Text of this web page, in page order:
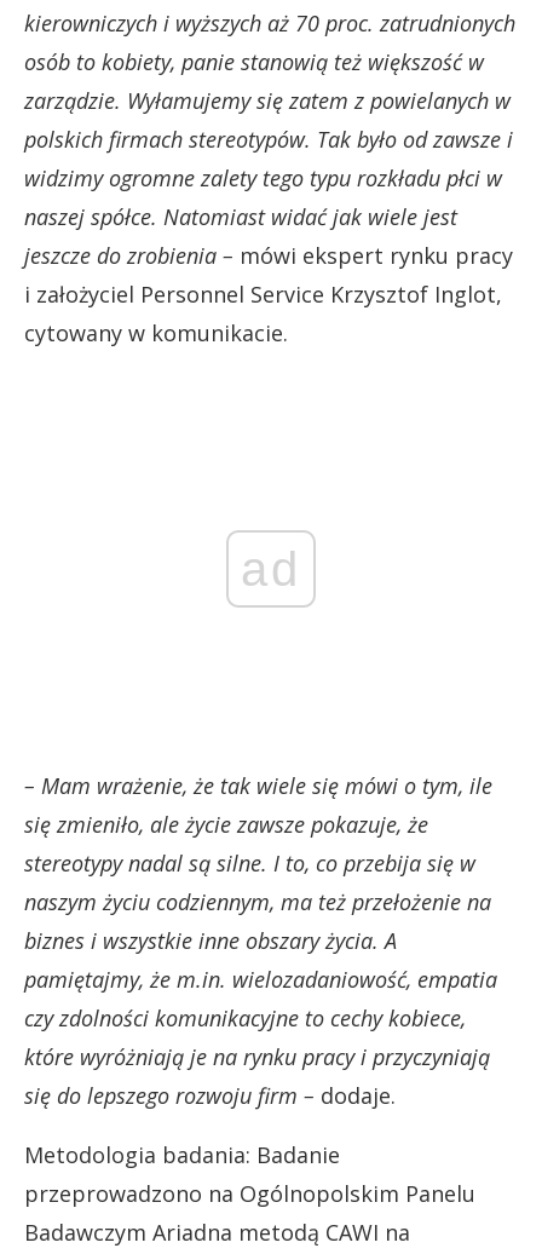
kierowniczych i wyższych aż 70 proc. zatrudnionych
osób to kobiety, panie stanowią też większość w
zarządzie. Wyłamujemy się zatem z powielanych w
polskich firmach stereotypów. Tak było od zawsze i
widzimy ogromne zalety tego typu rozkładu płci w
naszej spółce. Natomiast widać jak wiele jest
jeszcze do zrobienia – mówi ekspert rynku pracy
i założyciel Personnel Service Krzysztof Inglot,
cytowany w komunikacie.
ad
– Mam wrażenie, że tak wiele się mówi o tym, ile
się zmieniło, ale życie zawsze pokazuje, że
stereotypy nadal są silne. I to, co przebija się w
naszym życiu codziennym, ma też przełożenie na
biznes i wszystkie inne obszary życia. A
pamiętajmy, że m.in. wielozadaniowość, empatia
czy zdolności komunikacyjne to cechy kobiece,
które wyróżniają je na rynku pracy i przyczyniają
się do lepszego rozwoju firm – dodaje.
Metodologia badania: Badanie
przeprowadzono na Ogólnopolskim Panelu
Badawczym Ariadna metodą CAWI na